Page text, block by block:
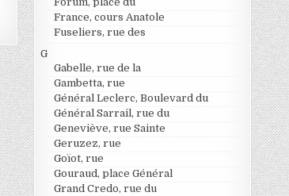
France, cours Anatole
Fuseliers, rue des
G
Gabelle, rue de la
Gambetta, rue
Général Leclerc, Boulevard du
Général Sarrail, rue du
Geneviève, rue Sainte
Geruzez, rue
Goïot, rue
Gouraud, place Général
Grand Credo, rue du